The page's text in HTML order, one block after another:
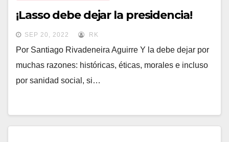
¡Lasso debe dejar la presidencia!
SEP 20, 2022 RK
Por Santiago Rivadeneira Aguirre Y la debe dejar por
muchas razones: históricas, éticas, morales e incluso
por sanidad social, si…